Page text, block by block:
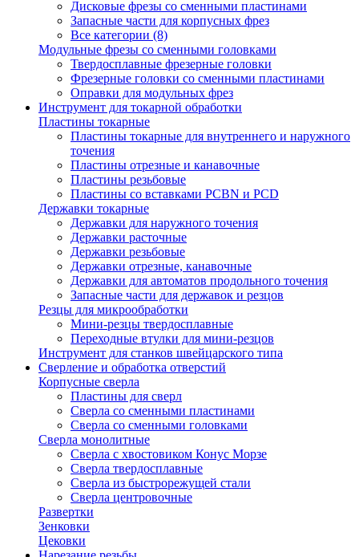
Дисковые фрезы со сменными пластинами
Запасные части для корпусных фрез
Все категории (8)
Модульные фрезы со сменными головками
Твердосплавные фрезерные головки
Фрезерные головки со сменными пластинами
Оправки для модульных фрез
Инструмент для токарной обработки
Пластины токарные
Пластины токарные для внутреннего и наружного
точения
Пластины отрезные и канавочные
Пластины резьбовые
Пластины со вставками PCBN и PCD
Державки токарные
Державки для наружного точения
Державки расточные
Державки резьбовые
Державки отрезные, канавочные
Державки для автоматов продольного точения
Запасные части для державок и резцов
Резцы для микрообработки
Мини-резцы твердосплавные
Переходные втулки для мини-резцов
Инструмент для станков швейцарского типа
Сверление и обработка отверстий
Корпусные сверла
Пластины для сверл
Сверла со сменными пластинами
Сверла со сменными головками
Сверла монолитные
Сверла с хвостовиком Конус Морзе
Сверла твердосплавные
Сверла из быстрорежущей стали
Сверла центровочные
Развертки
Зенковки
Цековки